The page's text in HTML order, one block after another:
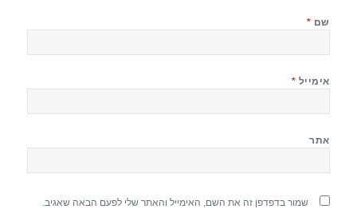
שם *
אימייל *
אתר
שמור בדפדפן זה את השם, האימייל והאתר שלי לפעם הבאה שאגיב.